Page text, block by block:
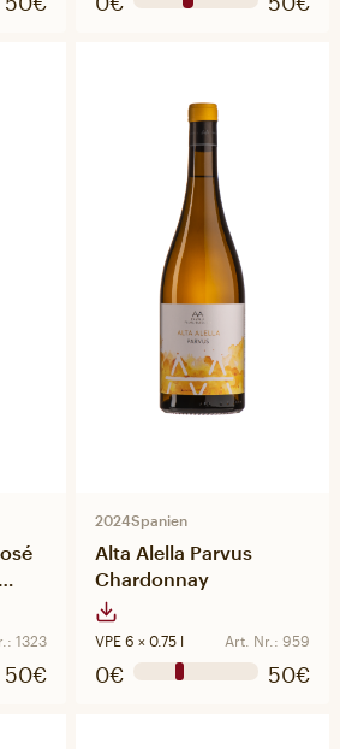
1323
50€
2024Spanien
Alta Alella Parvus
Chardonnay
VPE 6 × 0.75 l Art. Nr.: 959
0€ 50€